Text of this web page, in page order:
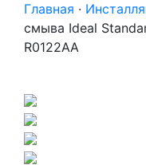
Главная ·
смыва Ideal
R0122AA